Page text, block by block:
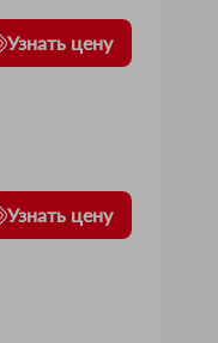
Узнать цену
Узнать цену